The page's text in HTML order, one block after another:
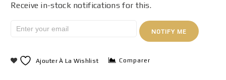
Receive in-stock notifications for this.
NOTIFY ME
Ajouter À La Wishlist Comparer